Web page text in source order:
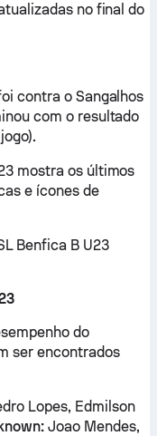
no final do
contra o Sangalhos
com o resultado
mostra os últimos
e ícones de
Benfica B U23
do
ser encontrados
Lopes, Edmilson
Joao Mendes,